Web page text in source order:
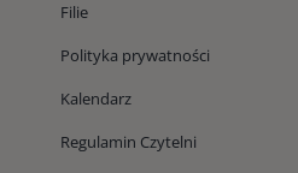
Filie
Polityka prywatności
Kalendarz
Regulamin Czytelni